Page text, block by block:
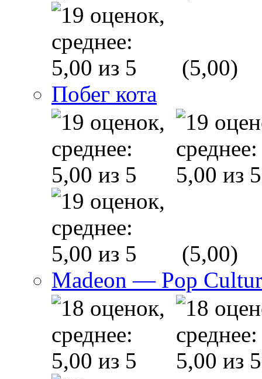
(5,00)
Побег кота
(5,00)
Madeon — Pop